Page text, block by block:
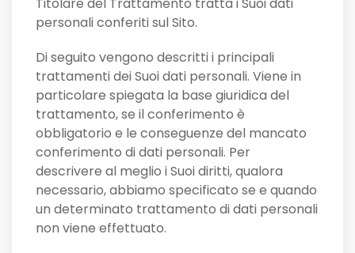
Titolare del Trattamento tratta i Suoi dati
personali conferiti sul Sito.
Di seguito vengono descritti i principali
trattamenti dei Suoi dati personali. Viene in
particolare spiegata la base giuridica del
trattamento, se il conferimento è
obbligatorio e le conseguenze del mancato
conferimento di dati personali. Per
descrivere al meglio i Suoi diritti, qualora
necessario, abbiamo specificato se e quando
un determinato trattamento di dati personali
non viene effettuato.